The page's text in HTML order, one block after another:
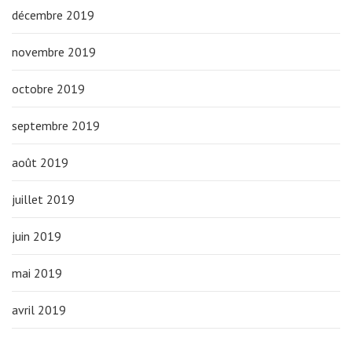
décembre 2019
novembre 2019
octobre 2019
septembre 2019
août 2019
juillet 2019
juin 2019
mai 2019
avril 2019